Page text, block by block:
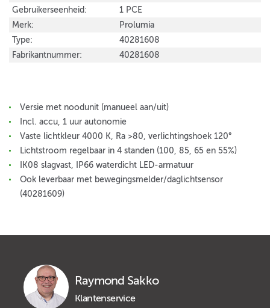
Gebruikerseenheid:
1 PCE
Merk:
Prolumia
Type:
40281608
Fabrikantnummer:
40281608
Versie met noodunit (manueel aan/uit)
Incl. accu, 1 uur autonomie
Vaste lichtkleur 4000 K, Ra >80, verlichtingshoek 120°
Lichtstroom regelbaar in 4 standen (100, 85, 65 en 55%)
IK08 slagvast, IP66 waterdicht LED-armatuur
Ook leverbaar met bewegingsmelder/daglichtsensor
(40281609)
Raymond Sakko
Klantenservice